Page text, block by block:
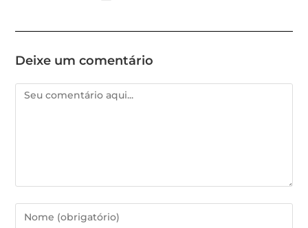
Deixe um comentário